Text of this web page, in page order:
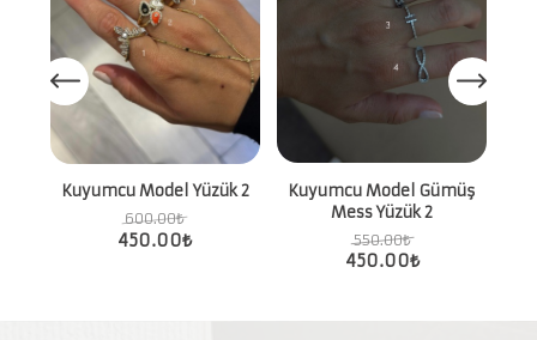
Kuyumcu Model Yüzük 2
600.00₺
450.00₺
Kuyumcu Model Gümüş
Mess Yüzük 2
550.00₺
450.00₺